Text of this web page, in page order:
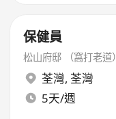
保健員
松山府邸 （窩打老道）
荃灣, 荃灣
5天/週